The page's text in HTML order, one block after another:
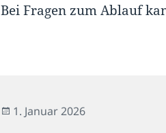
Bei Fragen zum Ablauf
Veröffentlicht
1. Januar 2026